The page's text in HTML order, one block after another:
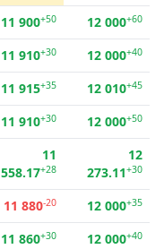
11 900+50 12 000+60
11 910+30 12 000+40
11 915+35 12 010+45
11 910+30 12 000+50
11
558.17+28
12
273.11+30
11 880-20 12 000+35
11 860+30 12 000+40